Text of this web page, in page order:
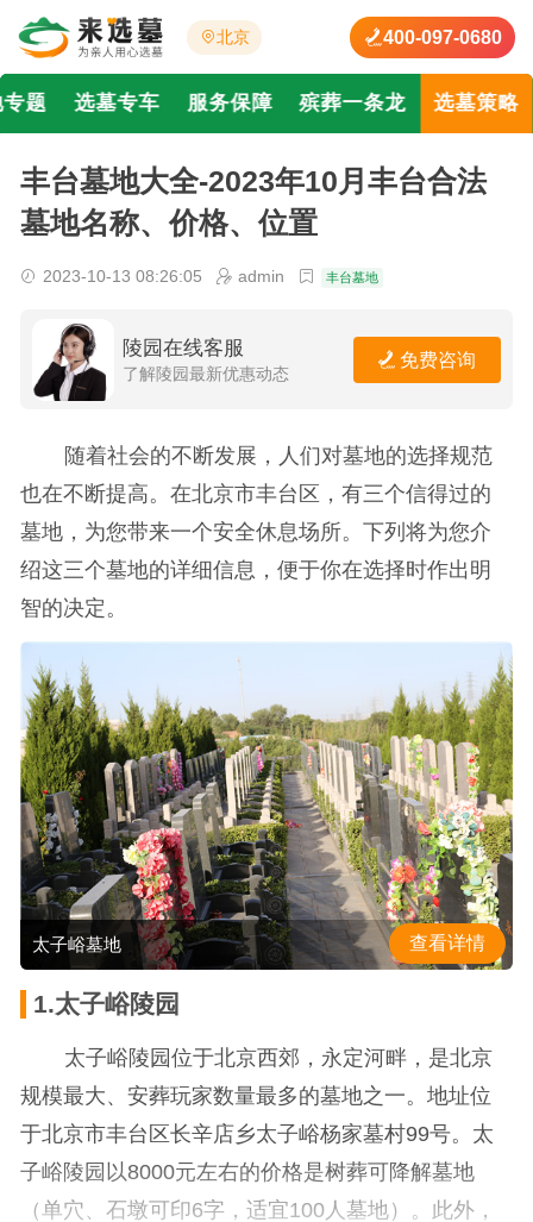
北京 400-097-0680
题 选墓专车 服务保障 殡葬一条龙 选墓策略
丰台墓地大全-2023年10月丰台合法
墓地名称、价格、位置
2023-10-13 08:26:05 admin 丰台墓地
陵园在线客服
了解陵园最新优惠动态
免费咨询
随着社会的不断发展，人们对墓地的选择规范
也在不断提高。在北京市丰台区，有三个信得过的
墓地，为您带来一个安全休息场所。下列将为您介
绍这三个墓地的详细信息，便于你在选择时作出明
智的决定。
太子峪墓地 查看详情
1.太子峪陵园
太子峪陵园位于北京西郊，永定河畔，是北京
规模最大、安葬玩家数量最多的墓地之一。地址位
于北京市丰台区长辛店乡太子峪杨家墓村99号。太
子峪陵园以8000元左右的价格是树葬可降解墓地
（单穴、石墩可印6字，适宜100人墓地）。此外，